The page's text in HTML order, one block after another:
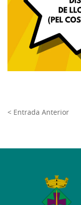
< Entrada Anterior